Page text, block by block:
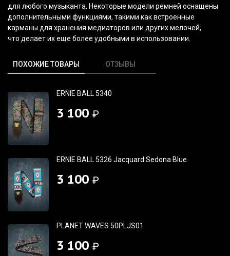
для любого музыканта. Некоторые модели ремней оснащены
дополнительными функциями, такими как встроенные
карманы для хранения медиаторов или других мелочей,
что делает их еще более удобными в использовании.
ПОХОЖИЕ ТОВАРЫ ОТЗЫВЫ
ERNIE BALL 5340
3 100 ₽
ERNIE BALL 5326 Jacquard Sedona Blue
3 100 ₽
PLANET WAVES 50PLJS01
3 100 ₽